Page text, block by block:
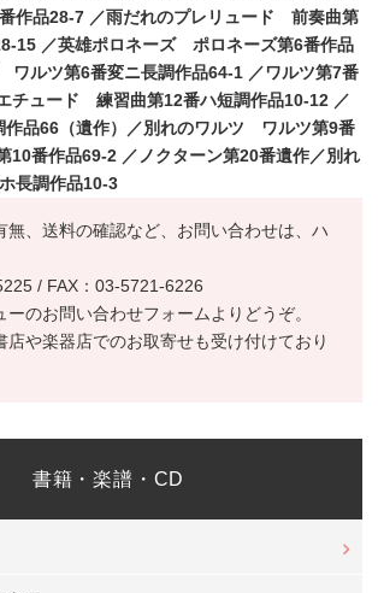
作品28-7 ／雨だれのプレリュード 前奏曲第
15 ／英雄ポロネーズ ポロネーズ第6番作品
ルツ第6番変ニ長調作品64-1 ／ワルツ第7番
チュー ド 練習曲第12番ハ短調作品10-12 ／
作品66（遺作）／別れのワルツ ワルツ第9番
10番作品69-2 ／ノクターン第20番遺作／別れ
長調作品10-3
無、送料の確認など、お問い合わせは、ハ
/ FAX：03-5721-6226
ーのお問い合わせフォームよりどうぞ。
店や楽器店でのお取寄せも受け付けており
書籍・楽譜・CD